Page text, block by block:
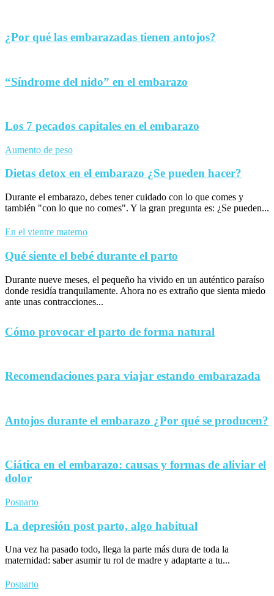
¿Por qué las embarazadas tienen antojos?
“Síndrome del nido” en el embarazo
Los 7 pecados capitales en el embarazo
Aumento de peso
Dietas detox en el embarazo ¿Se pueden hacer?
Durante el embarazo, debes tener cuidado con lo que comes y
también "con lo que no comes". Y la gran pregunta es: ¿Se pueden...
En el vientre materno
Qué siente el bebé durante el parto
Durante nueve meses, el pequeño ha vivido en un auténtico paraíso
donde residía tranquilamente. Ahora no es extraño que sienta miedo
ante unas contracciones...
Cómo provocar el parto de forma natural
Recomendaciones para viajar estando embarazada
Antojos durante el embarazo ¿Por qué se producen?
Ciática en el embarazo: causas y formas de aliviar el
dolor
Posparto
La depresión post parto, algo habitual
Una vez ha pasado todo, llega la parte más dura de toda la
maternidad: saber asumir tu rol de madre y adaptarte a tu...
Posparto